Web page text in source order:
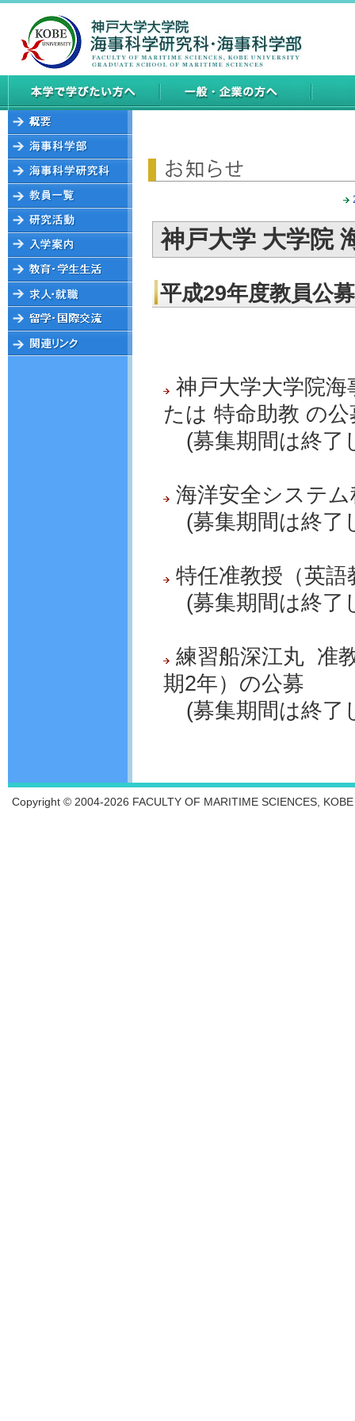
神戸大学 大学院
平成29年度教員公募
神戸大学大学院
たは 特命助教 の公
(募集期間は終了
海洋安全システ
(募集期間は終了
特任准教授（英
(募集期間は終了
練習船深江丸 准
期2年）の公募
(募集期間は終了
Copyright © 2004-2026 FACULTY OF MARITIME SCIENCES,